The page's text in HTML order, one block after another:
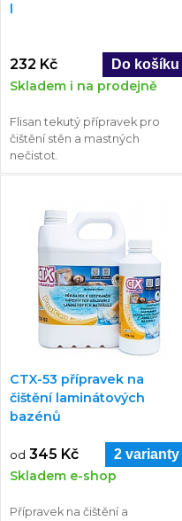
l
232 Kč
Skladem i na prodejně
Flisan tekutý přípravek pro
čištění stěn a mastných
nečistot.
CTX-53 přípravek na
čištění laminátových
bazénů
od 345 Kč 2 varianty
Skladem e-shop
Přípravek na čištění a